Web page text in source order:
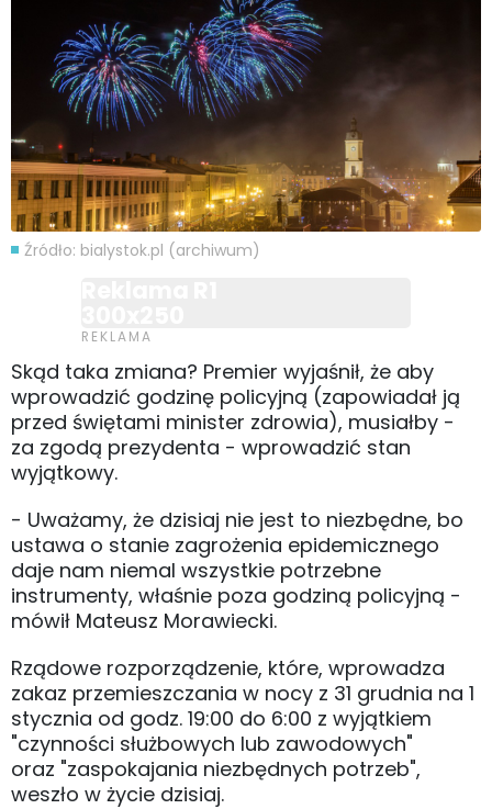
Źródło: bialystok.pl (archiwum)
Skąd taka zmiana? Premier wyjaśnił, że aby
wprowadzić godzinę policyjną (zapowiadał ją
przed świętami minister zdrowia), musiałby -
za zgodą prezydenta - wprowadzić stan
wyjątkowy.
- Uważamy, że dzisiaj nie jest to niezbędne, bo
ustawa o stanie zagrożenia epidemicznego
daje nam niemal wszystkie potrzebne
instrumenty, właśnie poza godziną policyjną -
mówił Mateusz Morawiecki.
Rządowe rozporządzenie, które, wprowadza
zakaz przemieszczania w nocy z 31 grudnia na 1
stycznia od godz. 19:00 do 6:00 z wyjątkiem
"czynności służbowych lub zawodowych"
oraz "zaspokajania niezbędnych potrzeb",
weszło w życie dzisiaj.